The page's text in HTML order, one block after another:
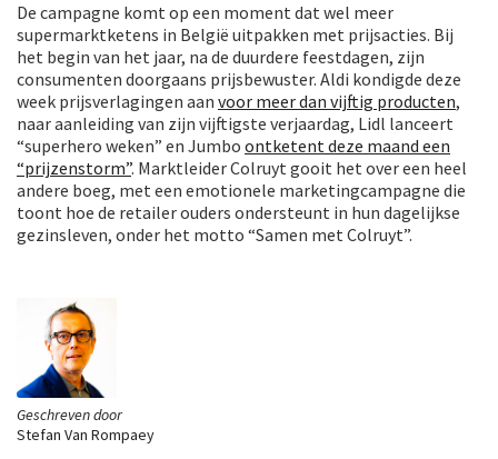
Geschreven door
Stefan Van Rompaey
De campagne komt op een moment dat wel meer
supermarktketens in België uitpakken met prijsacties. Bij
het begin van het jaar, na de duurdere feestdagen, zijn
consumenten doorgaans prijsbewuster. Aldi kondigde deze
week prijsverlagingen aan voor meer dan vijftig producten,
naar aanleiding van zijn vijftigste verjaardag, Lidl lanceert
“superhero weken” en Jumbo ontketent deze maand een
“prijzenstorm”. Marktleider Colruyt gooit het over een heel
andere boeg, met een emotionele marketingcampagne die
toont hoe de retailer ouders ondersteunt in hun dagelijkse
gezinsleven, onder het motto “Samen met Colruyt”.